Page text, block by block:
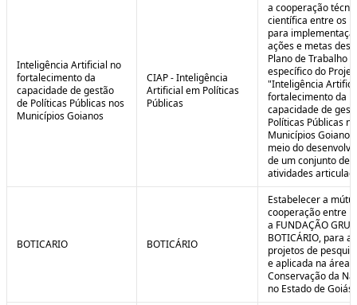
Inteligência Artificial no
fortalecimento da
capacidade de gestão
de Políticas Públicas nos
Municípios Goianos
CIAP - Inteligência
Artificial em Políticas
Públicas
a cooperação
científica entre os
para
ações e metas
Plano de Trabalho
específico do
"Inteligência
fortalecimento da
capacidade de
Políticas Públicas
Municípios
meio do
de um conjunto de
atividades
BOTICARIO BOTICÁRIO
Estabelecer a
cooperação entre
a FUNDAÇÃO
BOTICÁRIO, para
projetos de
e aplicada na área
Conservação da
no Estado de Goiás.